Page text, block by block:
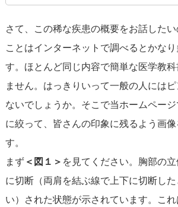
さて、この稀な疾患の概要をお話した
ことはインターネットで調べるとかなり
す。ほとんど同じ内容で簡単な医学教科
ません。はっきりいって一般の人には
ないでしょうか。そこで当ホームペー
に絞って、皆さんの印象に残るよう画
す。
まず＜図１＞ を見てください。胸部の
に切断（両肩を結ぶ線で上下に切断し
い）された状態が示されています。こ